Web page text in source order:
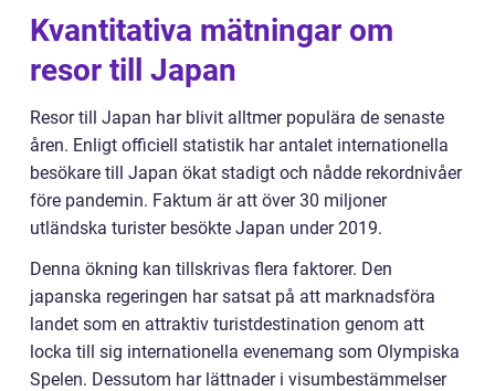
Kvantitativa mätningar om
resor till Japan
Resor till Japan har blivit alltmer populära de senaste
åren. Enligt officiell statistik har antalet internationella
besökare till Japan ökat stadigt och nådde rekordnivåer
före pandemin. Faktum är att över 30 miljoner
utländska turister besökte Japan under 2019.
Denna ökning kan tillskrivas flera faktorer. Den
japanska regeringen har satsat på att marknadsföra
landet som en attraktiv turistdestination genom att
locka till sig internationella evenemang som Olympiska
Spelen. Dessutom har lättnader i visumbestämmelser